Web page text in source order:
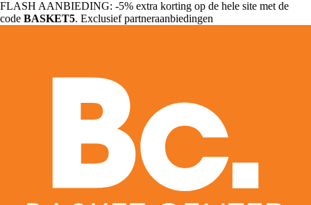
FLASH AANBIEDING: -5% extra korting op de hele site met de
code BASKET5. Exclusief partneraanbiedingen